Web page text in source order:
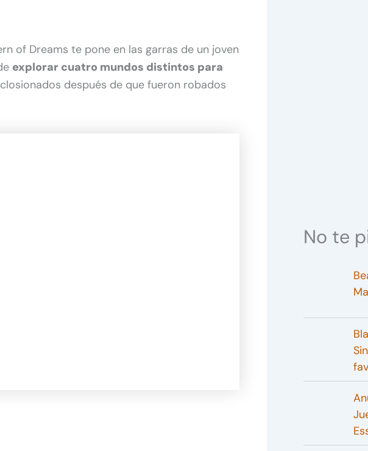
of Dreams te pone en las garras de un joven
explorar cuatro mundos distintos para
después de que fueron robados
No te